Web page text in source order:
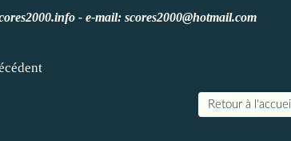
- e-mail: scores2000@hotmail.com
Retour à l'accueil